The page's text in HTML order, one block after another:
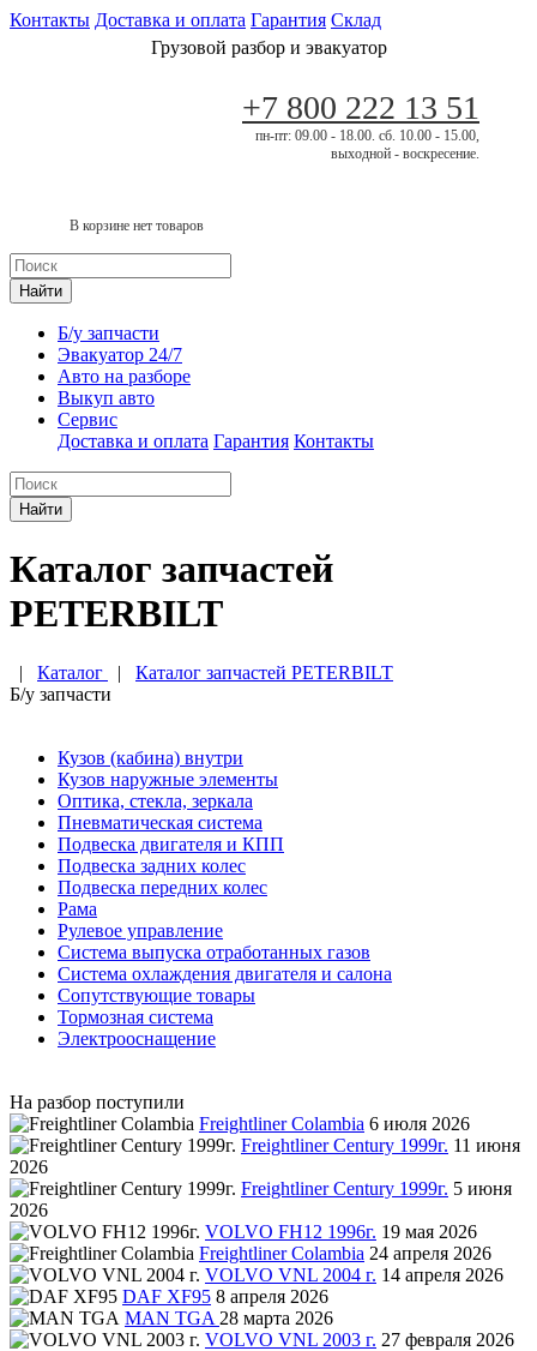
Контакты Доставка и оплата Гарантия Склад
Грузовой разбор и эвакуатор
+7 800 222 13 51
пн-пт: 09.00 - 18.00. сб. 10.00 - 15.00,
выходной - воскресение.
В корзине нет товаров
Найти
Б/у запчасти
Эвакуатор 24/7
Авто на разборе
Выкуп авто
Сервис
Доставка и оплата Гарантия Контакты
Найти
Каталог запчастей
PETERBILT
| Каталог | Каталог запчастей PETERBILT
Б/у запчасти
Кузов (кабина) внутри
Кузов наружные элементы
Оптика, стекла, зеркала
Пневматическая система
Подвеска двигателя и КПП
Подвеска задних колес
Подвеска передних колес
Рама
Рулевое управление
Система выпуска отработанных газов
Система охлаждения двигателя и салона
Сопутствующие товары
Тормозная система
Электрооснащение
На разбор поступили
Freightliner Colambia 6 июля 2026
Freightliner Century 1999г. 11 июня
2026
Freightliner Century 1999г. 5 июня
2026
VOLVO FH12 1996г. 19 мая 2026
Freightliner Colambia 24 апреля 2026
VOLVO VNL 2004 г. 14 апреля 2026
DAF XF95 8 апреля 2026
MAN TGA 28 марта 2026
VOLVO VNL 2003 г. 27 февраля 2026